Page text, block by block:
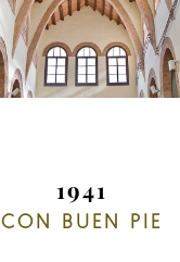
1941
CON BUEN PIE